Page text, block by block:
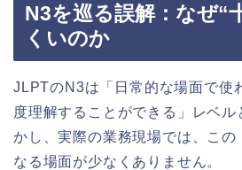
N3を巡る誤解：なぜ“
くいのか
JLPTのN3は「日常的な場面で使
度理解することができる」レベル
かし、実際の業務現場では、この
なる場面が少なくありません。